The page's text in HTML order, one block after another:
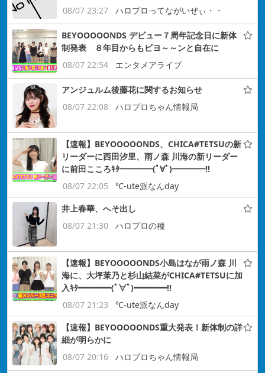
08/07 23:27
ハロプロってながいぜぃ・・
BEYOOOOONDS デビュー７周年記念日に新体
制発表 ８年目からもビヨ～～ンと自在に
08/07 22:54
エンタメアライブ
アンジュルム後藤花に関するお知らせ
08/07 22:08
ハロプロちゃん情報局
【速報】BEYOOOOONDS、CHICA#TETSUの新
リーダーに西田汐里、雨ノ森 川海の新リーダー
に前田こころｷﾀ━━━━(ﾟ∀ﾟ)━━━━!!
08/07 22:05
℃-ute派なんday
井上春華、へそ出し
08/07 21:30
ハロプロの種
【速報】BEYOOOOONDS小島はなが雨ノ森 川
海に、大坪茉乃と杉山結菜がCHICA#TETSUに加
入ｷﾀ━━━━(ﾟ∀ﾟ)━━━━!!
08/07 21:23
℃-ute派なんday
【速報】BEYOOOOONDS重大発表！新体制の詳
細が明らかに
08/07 20:16
ハロプロちゃん情報局